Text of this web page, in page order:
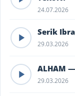
24.07.2026
Serik
29.03.2026
ALHAM
29.03.2026